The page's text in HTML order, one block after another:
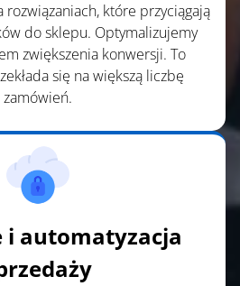
które przyciągają
do sklepu. Optymalizujemy
zwiększenia konwersji. To
się na większą liczbę
zamówień.
i automatyzacja